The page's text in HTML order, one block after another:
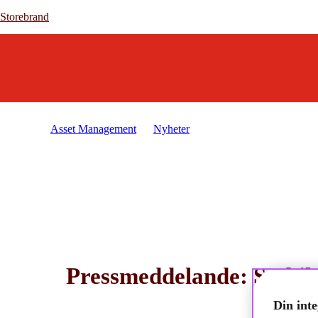
Storebrand
Storebrand
Asset Management Nyheter
Pressmeddelande:
Din